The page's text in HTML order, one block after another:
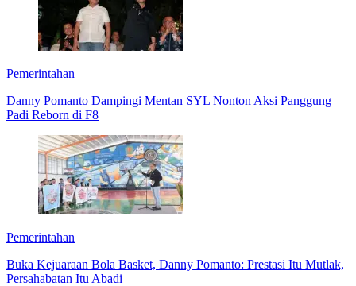
Pemerintahan
Danny Pomanto Dampingi Mentan SYL Nonton Aksi Panggung
Padi Reborn di F8
Pemerintahan
Buka Kejuaraan Bola Basket, Danny Pomanto: Prestasi Itu Mutlak,
Persahabatan Itu Abadi